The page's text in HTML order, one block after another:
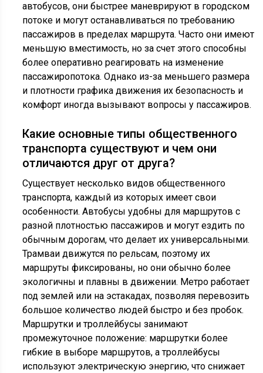
автобусов, они быстрее маневрируют в городском
потоке и могут останавливаться по требованию
пассажиров в пределах маршрута. Часто они имеют
меньшую вместимость, но за счет этого способны
более оперативно реагировать на изменение
пассажиропотока. Однако из-за меньшего размера
и плотности графика движения их безопасность и
комфорт иногда вызывают вопросы у пассажиров.
Какие основные типы общественного
транспорта существуют и чем они
отличаются друг от друга?
Существует несколько видов общественного
транспорта, каждый из которых имеет свои
особенности. Автобусы удобны для маршрутов с
разной плотностью пассажиров и могут ездить по
обычным дорогам, что делает их универсальными.
Трамваи движутся по рельсам, поэтому их
маршруты фиксированы, но они обычно более
экологичны и плавны в движении. Метро работает
под землей или на эстакадах, позволяя перевозить
большое количество людей быстро и без пробок.
Маршрутки и троллейбусы занимают
промежуточное положение: маршрутки более
гибкие в выборе маршрутов, а троллейбусы
используют электрическую энергию, что снижает